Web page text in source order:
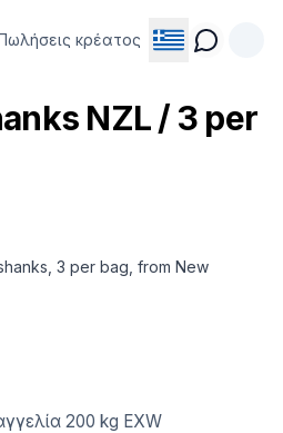
κρέατος
NZL / 3 per
3 per bag, from New
200 kg EXW